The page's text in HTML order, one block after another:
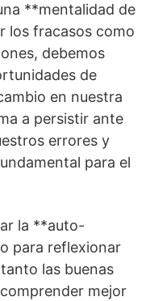
**mentalidad de
los fracasos como
debemos
de
en nuestra
a persistir ante
errores y
para el
la **auto-
para reflexionar
las buenas
mejor